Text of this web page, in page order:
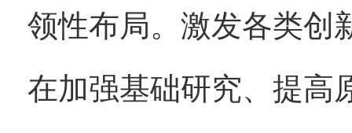
领性布局。激发各类创
在加强基础研究、提高